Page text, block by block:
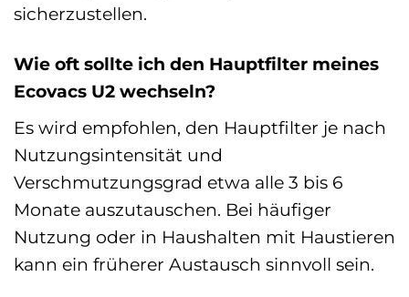
sicherzustellen.
Wie oft sollte ich den Hauptfilter meines
Ecovacs U2 wechseln?
Es wird empfohlen, den Hauptfilter je nach
Nutzungsintensität und
Verschmutzungsgrad etwa alle 3 bis 6
Monate auszutauschen. Bei häufiger
Nutzung oder in Haushalten mit Haustieren
kann ein früherer Austausch sinnvoll sein.